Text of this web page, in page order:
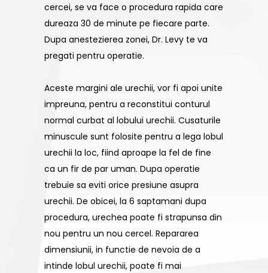
cercei, se va face o procedura rapida care
dureaza 30 de minute pe fiecare parte.
Dupa anestezierea zonei, Dr. Levy te va
pregati pentru operatie.
Aceste margini ale urechii, vor fi apoi unite
impreuna, pentru a reconstitui conturul
normal curbat al lobului urechii. Cusaturile
minuscule sunt folosite pentru a lega lobul
urechii la loc, fiind aproape la fel de fine
ca un fir de par uman. Dupa operatie
trebuie sa eviti orice presiune asupra
urechii. De obicei, la 6 saptamani dupa
procedura, urechea poate fi strapunsa din
nou pentru un nou cercel. Repararea
dimensiunii, in functie de nevoia de a
intinde lobul urechii, poate fi mai